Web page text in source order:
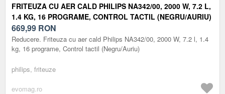
FRITEUZA CU AER CALD PHILIPS NA342/00, 2000 W, 7.2 L,
1.4 KG, 16 PROGRAME, CONTROL TACTIL (NEGRU/AURIU)
669,99 RON
Reducere. Friteuza cu aer cald Philips NA342/00, 2000 W, 7.2 l, 1.4
kg, 16 programe, Control tactil (Negru/Auriu)
philips, friteuze
evomag.ro